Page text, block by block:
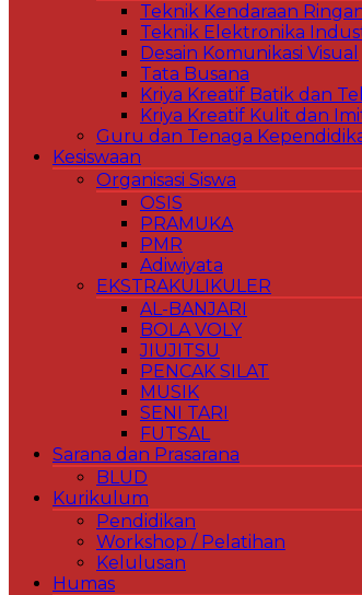
Teknik Kendaraan
Teknik Elektronika
Desain Komunikasi Visual
Tata Busana
Kriya Kreatif Batik dan
Kriya Kreatif Kulit dan
Guru dan Tenaga
Kesiswaan
Organisasi Siswa
OSIS
PRAMUKA
PMR
Adiwiyata
EKSTRAKULIKULER
AL-BANJARI
BOLA VOLY
JIUJITSU
PENCAK SILAT
MUSIK
SENI TARI
FUTSAL
Sarana dan Prasarana
BLUD
Kurikulum
Pendidikan
Workshop / Pelatihan
Kelulusan
Humas